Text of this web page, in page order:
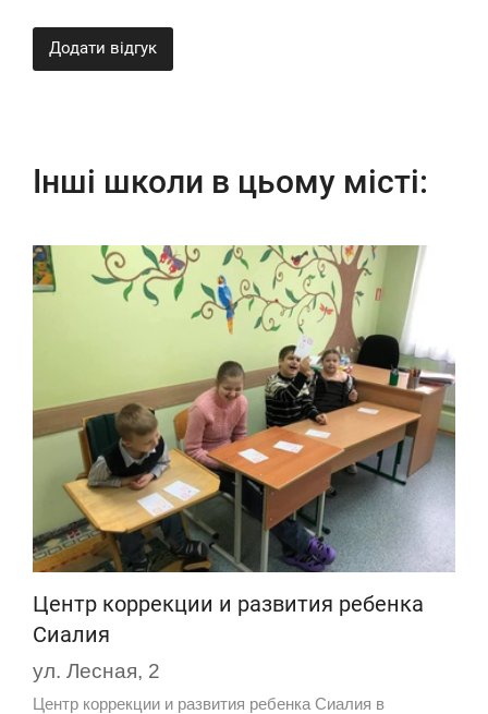
Додати відгук
Інші школи в цьому місті:
Центр коррекции и развития ребенка
Сиалия
ул. Лесная, 2
Центр коррекции и развития ребенка Сиалия в